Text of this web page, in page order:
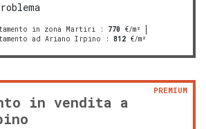
in zona Martiri : 770 €/m²
ad Ariano Irpino : 812 €/m²
in vendita a
PREMIUM